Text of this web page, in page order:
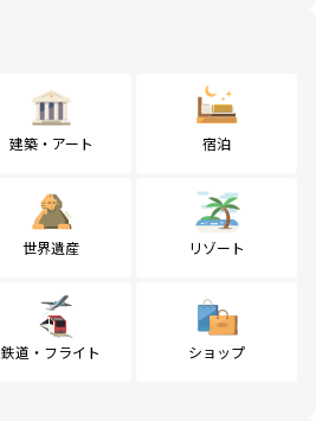
建築・アート 宿泊
世界遺産 リゾート
鉄道・フライト ショップ